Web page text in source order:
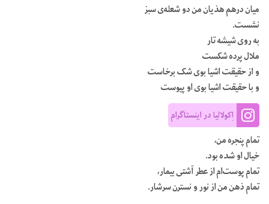
میان درهم هذیان من دو شعله‌ی سبز
نشست.
به روی شیشه‌ تار
ملال پرده شکست
و از حقیقت اشیا بوی شک برخاست
و با حقیقت اشیا بوی او پیوست
اِکولالیا در اینستاگرام
تمام پنجره‌ من،
خیال او شده بود.
تمام پوست‌ام از عطر آشتی بیمار،
تمام ذهن من از نور و نسترن سرشار.